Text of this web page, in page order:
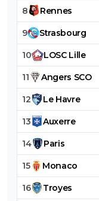
8 Rennes
9 Strasbourg
10 LOSC Lille
11 Angers SCO
12 Le Havre
13 Auxerre
14 Paris
15 Monaco
16 Troyes